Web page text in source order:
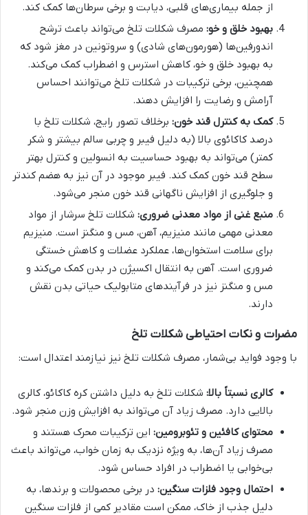
از جمله بیماری‌های قلبی، دیابت و برخی سرطان‌ها کمک کند.
بهبود خلق و خو: مصرف شکلات تلخ می‌تواند باعث ترشح
اندورفین‌ها (هورمون‌های شادی) و سروتونین در مغز شود که
به بهبود خلق و خو، کاهش استرس و اضطراب کمک می‌کند.
همچنین، برخی ترکیبات در شکلات تلخ می‌توانند احساس
آرامش و رضایت را افزایش دهند.
کمک به کنترل قند خون: برخلاف تصور رایج، شکلات تلخ با
درصد کاکائوی بالا (به دلیل فیبر و چربی سالم بیشتر و شکر
کمتر) می‌تواند به بهبود حساسیت به انسولین و کنترل بهتر
سطح قند خون کمک کند. فیبر موجود در آن نیز به هضم کندتر
و جلوگیری از افزایش ناگهانی قند خون منجر می‌شود.
منبع غنی از مواد معدنی ضروری: شکلات تلخ سرشار از مواد
معدنی مهمی مانند منیزیم، آهن، مس و منگنز است. منیزیم
برای سلامت استخوان‌ها، عملکرد عضلات و کاهش خستگی
ضروری است. آهن به انتقال اکسیژن در بدن کمک می‌کند و
مس و منگنز نیز در فرآیندهای متابولیک حیاتی بدن نقش
دارند.
مضرات و نکات احتیاطی شکلات تلخ
با وجود فواید بی‌شمار، مصرف شکلات تلخ نیز نیازمند اعتدال است:
کالری نسبتاً بالا: شکلات تلخ به دلیل داشتن کره کاکائو، کالری
بالایی دارد. مصرف زیاد آن می‌تواند به افزایش وزن منجر شود.
محتوای کافئین و تئوبرومین: این ترکیبات محرک هستند و
مصرف زیاد آن‌ها، به ویژه نزدیک به زمان خواب، می‌تواند باعث
بی‌خوابی یا اضطراب در افراد حساس شود.
احتمال وجود فلزات سنگین: در برخی محصولات و برندها، به
دلیل جذب از خاک، ممکن است مقادیر کمی از فلزات سنگین